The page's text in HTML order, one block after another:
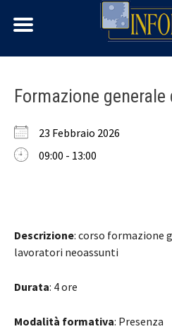
Skip
content
Formazione
23 Febbraio 2026
09:00 - 13:00
Descrizione: corso formazione
lavoratori neoassunti
Durata: 4 ore
Modalità formativa: Presenza